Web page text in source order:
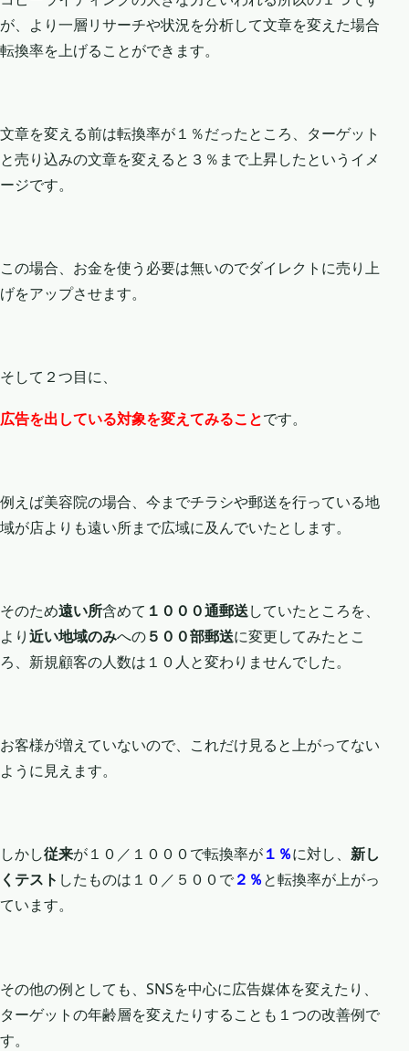
が、より一層リサーチや状況を分析して文章を変えた場合
転換率を上げることができます。
文章を変える前は転換率が１％だったところ、ターゲット
と売り込みの文章を変えると３％まで上昇したというイメ
ージです。
この場合、お金を使う必要は無いのでダイレクトに売り上
げをアップさせます。
そして２つ目に、
広告を出している対象を変えてみることです。
例えば美容院の場合、今までチラシや郵送を行っている地
域が店よりも遠い所まで広域に及んでいたとします。
そのため遠い所含めて １０００通郵送していたところを、
より近い地域のみへの５００部郵送に変更してみたとこ
ろ、新規顧客の人数は１０人と変わりませんでした。
お客様が増えていないので、これだけ見ると上がってない
ように見えます。
しかし従来が１０／１０００で転換率が１％に対し、 新し
くテスト したものは１０／５００で２％と転換率が上がっ
ています。
その他の例としても、SNSを中心に広告媒体を変えたり、
ターゲットの年齢層を変えたりすることも１つの改善例で
す。